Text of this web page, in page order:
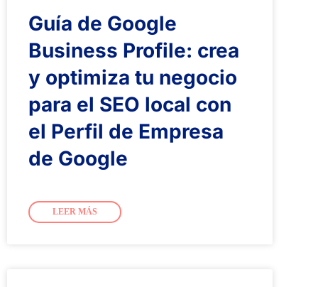
Guía de Google
Business Profile: crea
y optimiza tu negocio
para el SEO local con
el Perfil de Empresa
de Google
LEER MÁS